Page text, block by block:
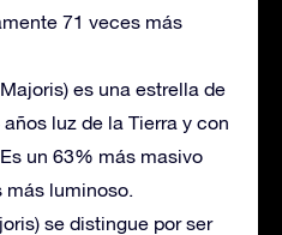
71 veces más
es una estrella de
luz de la Tierra y con
un 63% más masivo
más luminoso.
se distingue por ser